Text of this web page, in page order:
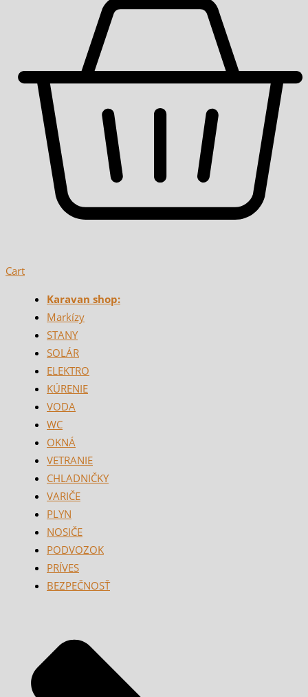
Cart
Karavan shop:
Markízy
STANY
SOLÁR
ELEKTRO
KÚRENIE
VODA
WC
OKNÁ
VETRANIE
CHLADNIČKY
VARIČE
PLYN
NOSIČE
PODVOZOK
PRÍVES
BEZPEČNOSŤ